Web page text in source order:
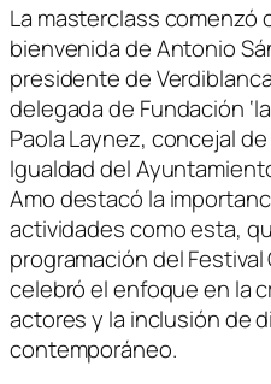
La masterclass comenzó
bienvenida de Antonio
presidente de
delegada de Fundación
Paola Laynez, concejal
Igualdad del
Amo destacó la
actividades como esta,
programación del
celebró el enfoque en la
actores y la inclusión de
contemporáneo.